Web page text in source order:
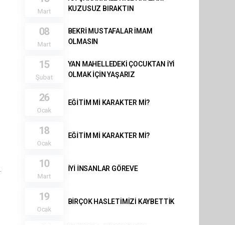
Mart
KUZUSUZ BIRAKTIN
08
Mart
BEKRİ MUSTAFALAR İMAM
OLMASIN
15
Şubat
YAN MAHELLEDEKİ ÇOCUKTAN İYİ
OLMAK İÇİN YAŞARIZ
26
Ocak
EĞİTİM Mİ KARAKTER Mİ?
18
Ocak
EĞİTİM Mİ KARAKTER Mİ?
10
Mart
İYİ İNSANLAR GÖREVE
19
Ocak
BİRÇOK HASLETİMİZİ KAYBETTİK